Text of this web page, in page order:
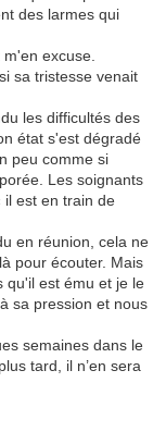
des larmes qui
excuse.
sa tristesse venait
les difficultés des
état s'est dégradé
peu comme si
Les soignants
il est en train de
en réunion, cela ne
pour écouter. Mais
qu'il est ému et je le
sa pression et nous
semaines dans le
tard, il n’en sera